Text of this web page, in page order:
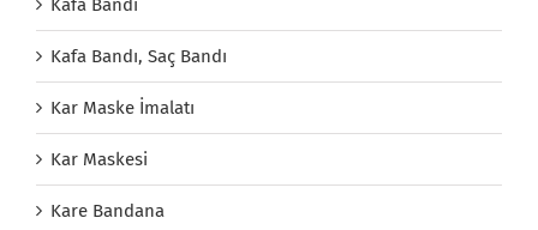
Kafa Bandı
Kafa Bandı, Saç Bandı
Kar Maske İmalatı
Kar Maskesi
Kare Bandana